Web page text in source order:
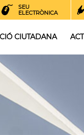
SEU
ELECTRÒNICA
CIUTADANA